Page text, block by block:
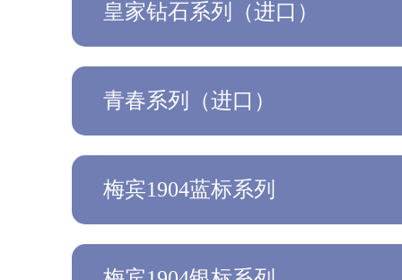
皇家钻石系列（进口）
青春系列（进口）
梅宾1904蓝标系列